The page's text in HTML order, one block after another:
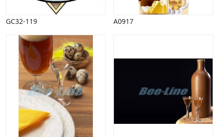
Penge, finans
Piktogrammer
Politik, arbejdsmarked
Restauration, hotel
Scenarier
Skibe, både, søfart
Sommer
Spil
Sport
Spots
Stjernetegn, astrologi
GC32-119 A0917